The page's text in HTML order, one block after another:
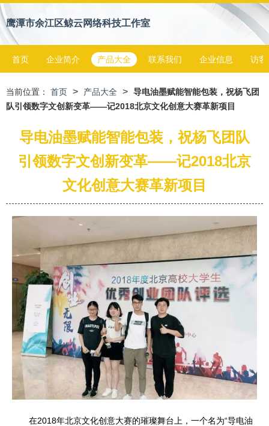
鹰潭市余江区鲸云网络科技工作室
首页 企业简介 产品大全 联系我们 企业信息 访客
当前位置： 首页 > 产品大全 > 导电油墨赋能智能包装，祝杨飞团
队引领数字文创新变革——记2018北京文化创意大赛革新项目
导电油墨赋能智能包装，祝杨飞团队
引领数字文创新变革——记2018北京
文化创意大赛革新项目
在2018年北京文化创意大赛的璀璨舞台上，一个名为“导电油